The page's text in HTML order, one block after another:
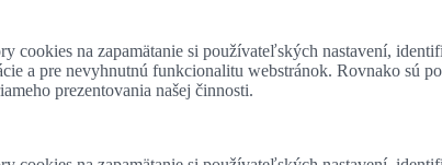
cookies na zapamätanie si používateľských nastavení,
a pre nevyhnutnú funkcionalitu webstránok. Rovnako sú
prezentovania našej činnosti.